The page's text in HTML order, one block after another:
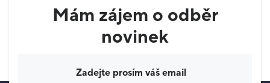
Mám zájem o odběr
novinek